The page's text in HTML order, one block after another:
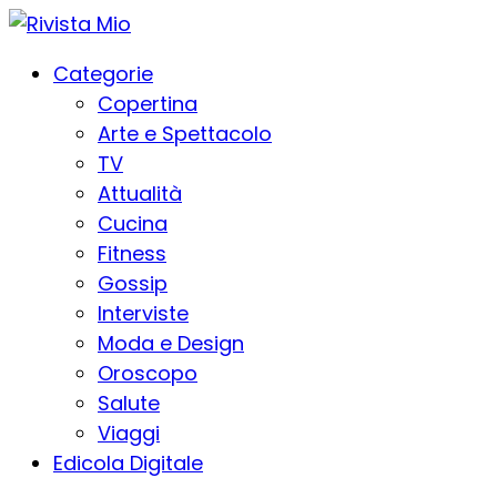
Categorie
Copertina
Arte e Spettacolo
TV
Attualità
Cucina
Fitness
Gossip
Interviste
Moda e Design
Oroscopo
Salute
Viaggi
Edicola Digitale